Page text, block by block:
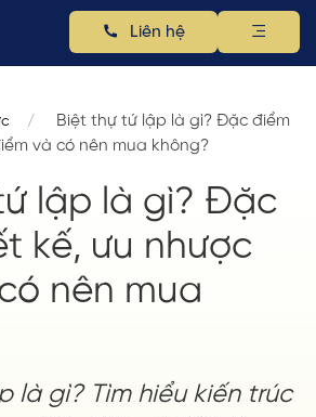
Liên hệ
Biệt thự tứ lập là gì? Đặc điểm
và có nên mua không?
lập là gì? Đặc
kế, ưu nhược
nên mua
là gì? Tìm hiểu kiến trúc